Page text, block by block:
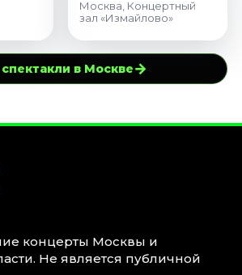
Москва, Концертный
зал «Измайлово»
в Москве→
концерты Москвы и
Не является публичной